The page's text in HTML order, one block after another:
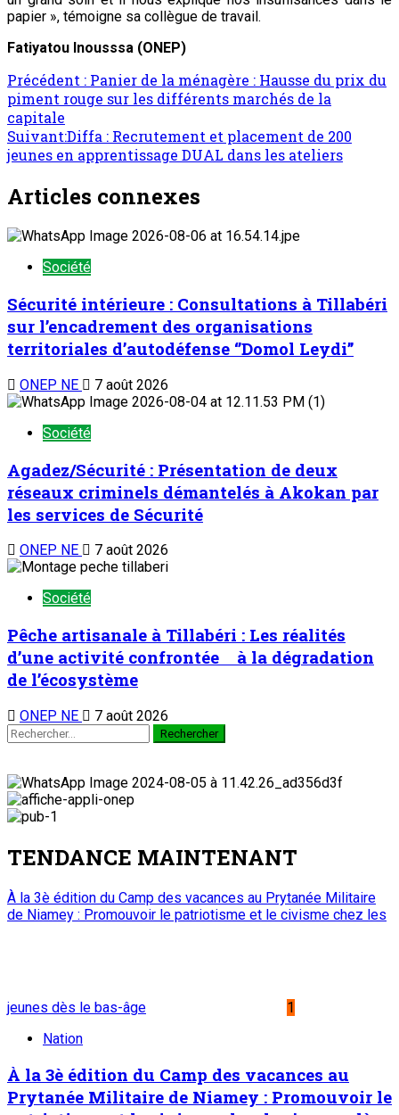
papier », témoigne sa collègue de travail.
Fatiyatou Inousssa (ONEP)
Précédent : Panier de la ménagère : Hausse du prix du
piment rouge sur les différents marchés de la
capitale
Suivant:Diffa : Recrutement et placement de 200
jeunes en apprentissage DUAL dans les ateliers
Articles connexes
Société
Sécurité intérieure : Consultations à Tillabéri
sur l’encadrement des organisations
territoriales d’autodéfense ‘’Domol Leydi’’
ONEP NE 7 août 2026
Société
Agadez/Sécurité : Présentation de deux
réseaux criminels démantelés à Akokan par
les services de Sécurité
ONEP NE 7 août 2026
Société
Pêche artisanale à Tillabéri : Les réalités
d’une activité confrontée à la dégradation
de l’écosystème
ONEP NE 7 août 2026
TENDANCE MAINTENANT
À la 3è édition du Camp des vacances au Prytanée Militaire
de Niamey : Promouvoir le patriotisme et le civisme chez les
jeunes dès le bas-âge
1
Nation
À la 3è édition du Camp des vacances au
Prytanée Militaire de Niamey : Promouvoir le